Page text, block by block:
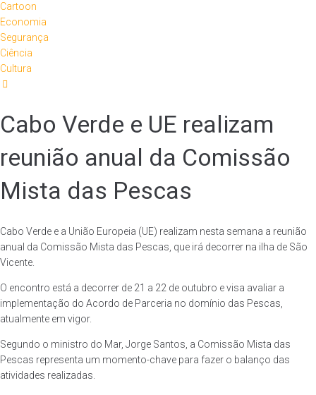
Cartoon
Economia
Segurança
Ciência
Cultura
Cabo Verde e UE realizam
reunião anual da Comissão
Mista das Pescas
Cabo Verde e a União Europeia (UE) realizam nesta semana a reunião
anual da Comissão Mista das Pescas, que irá decorrer na ilha de São
Vicente.
O encontro está a decorrer de 21 a 22 de outubro e visa avaliar a
implementação do Acordo de Parceria no domínio das Pescas,
atualmente em vigor.
Segundo o ministro do Mar, Jorge Santos, a Comissão Mista das
Pescas representa um momento-chave para fazer o balanço das
atividades realizadas.